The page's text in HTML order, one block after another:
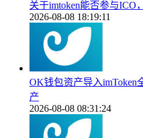
关于imtoken能否参与ICO
2026-08-08 18:19:11
OK钱包资产导入imToken
产
2026-08-08 08:31:24